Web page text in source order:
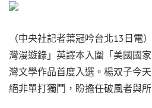
（中央社記者葉冠吟台北13日電
灣漫遊錄」英譯本入圍「美國國
灣文學作品首度入選。楊双子今
絕非單打獨鬥，盼擔任破風者與